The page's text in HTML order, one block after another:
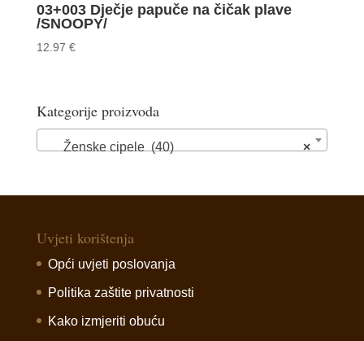
03+003 Dječje papuče na čičak plave
/SNOOPY/
12.97 €
Kategorije proizvoda
×
Ženske cipele (40)
Uvjeti korištenja
Opći uvjeti poslovanja
Politika zaštite privatnosti
Kako izmjeriti obuću